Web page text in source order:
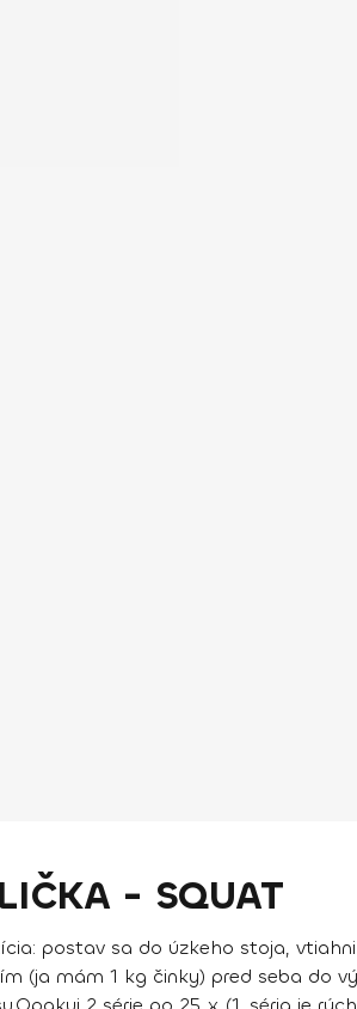
- SQUAT
: postav sa do úzkeho stoja,
(ja mám 1 kg činky) pred seba do